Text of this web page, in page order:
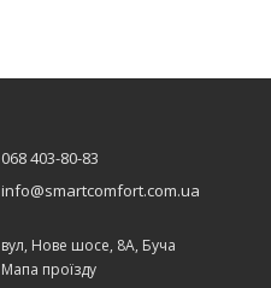
068 403-80-83
info@smartcomfort.com.ua
вул, Нове шосе, 8А, Буча
Мапа проїзду